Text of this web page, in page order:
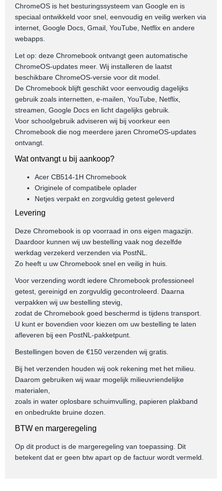
ChromeOS is het besturingssysteem van Google en is
speciaal ontwikkeld voor snel, eenvoudig en veilig werken via
internet, Google Docs, Gmail, YouTube, Netflix en andere
webapps.
Let op: deze Chromebook ontvangt geen automatische
ChromeOS-updates meer. Wij installeren de laatst
beschikbare ChromeOS-versie voor dit model.
De Chromebook blijft geschikt voor eenvoudig dagelijks
gebruik zoals internetten, e-mailen, YouTube, Netflix,
streamen, Google Docs en licht dagelijks gebruik.
Voor schoolgebruik adviseren wij bij voorkeur een
Chromebook die nog meerdere jaren ChromeOS-updates
ontvangt.
Wat ontvangt u bij aankoop?
Acer CB514-1H Chromebook
Originele of compatibele oplader
Netjes verpakt en zorgvuldig getest geleverd
Levering
Deze Chromebook is op voorraad in ons eigen magazijn.
Daardoor kunnen wij uw bestelling vaak nog dezelfde
werkdag verzekerd verzenden via PostNL.
Zo heeft u uw Chromebook snel en veilig in huis.
Voor verzending wordt iedere Chromebook professioneel
getest, gereinigd en zorgvuldig gecontroleerd. Daarna
verpakken wij uw bestelling stevig,
zodat de Chromebook goed beschermd is tijdens transport.
U kunt er bovendien voor kiezen om uw bestelling te laten
afleveren bij een PostNL-pakketpunt.
Bestellingen boven de €150 verzenden wij gratis.
Bij het verzenden houden wij ook rekening met het milieu.
Daarom gebruiken wij waar mogelijk milieuvriendelijke
materialen,
zoals in water oplosbare schuimvulling, papieren plakband
en onbedrukte bruine dozen.
BTW en margeregeling
Op dit product is de margeregeling van toepassing. Dit
betekent dat er geen btw apart op de factuur wordt vermeld.